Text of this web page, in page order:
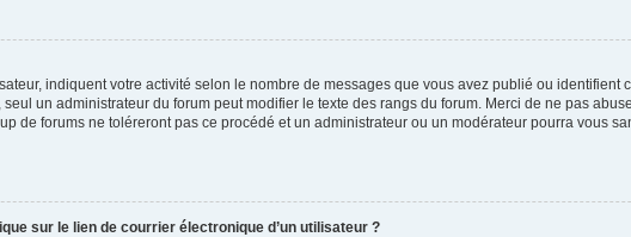
indiquent votre activité selon le nombre de messages que vous avez publié ou identifient
un administrateur du forum peut modifier le texte des rangs du forum. Merci de ne pas
de forums ne toléreront pas ce procédé et un administrateur ou un modérateur pourra vous
sur le lien de courrier électronique d’un utilisateur ?